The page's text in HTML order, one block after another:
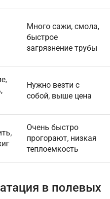
Много сажи, смола,
быстрое
загрязнение трубы
Нужно везти с
собой, выше цена
Очень быстро
прогорают, низкая
теплоемкость
в полевых